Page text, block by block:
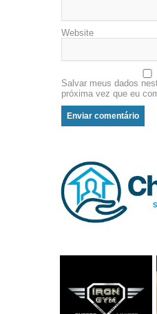
Website
Salvar meus dados
próxima vez que eu